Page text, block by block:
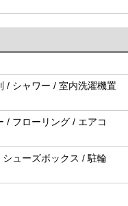
/ シャワー / 室内洗濯機置
/ フローリング / エアコ
ューズボックス / 駐輪